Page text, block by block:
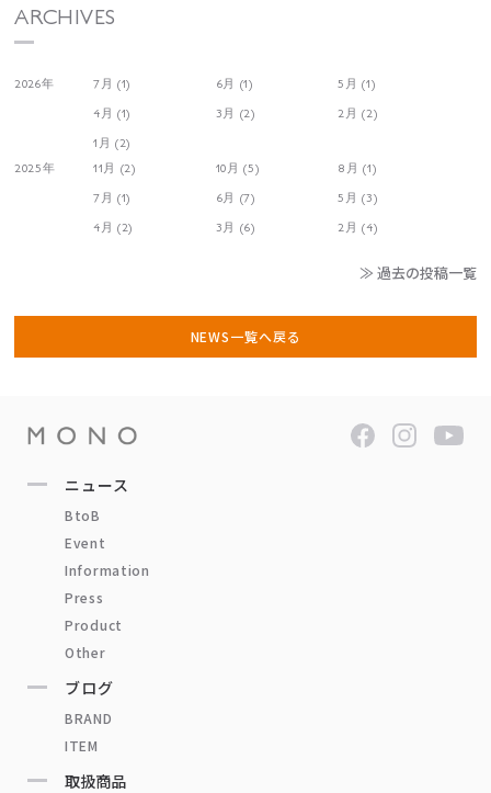
ARCHIVES
2026年 7月 (1) 6月 (1)
5月 (1)
4月 (1)
3月 (2)
2月 (2)
1月 (2)
2025年
11月 (2) 10月 (5)
8月 (1)
7月 (1)
6月 (7)
5月 (3)
4月 (2)
3月 (6) 2月 (4)
≫ 過去の投稿一覧
NEWS一覧へ戻る
ニュース
BtoB
Event
Information
Press
Product
Other
ブログ
BRAND
ITEM
取扱商品